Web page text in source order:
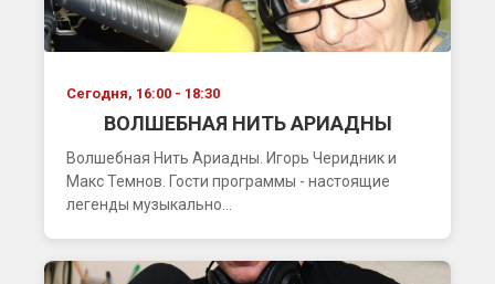
Сегодня, 16:00 - 18:30
ВОЛШЕБНАЯ НИТЬ АРИАДНЫ
Волшебная Нить Ариадны. Игорь Черидник и
Макс Темнов. Гости программы - настоящие
легенды музыкально...